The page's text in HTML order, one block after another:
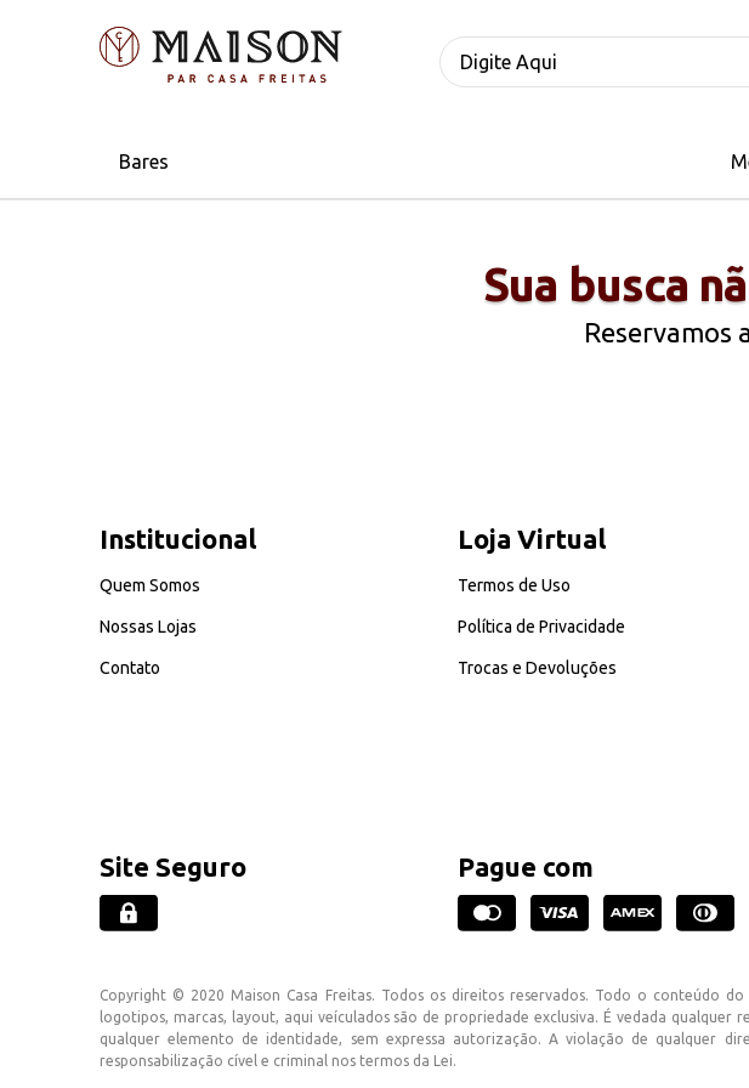
bares
Sua busca
Reservamos
Institucional
Quem Somos
Nossas Lojas
Contato
Loja Virtual
Termos de Uso
Política de Privacidade
Trocas e Devoluções
Site Seguro Pague com
Copyright © 2020 Maison Casa Freitas. Todos os direitos reservados. Todo o conteúdo
logotipos, marcas, layout, aqui veículados são de propriedade exclusiva. É vedada qualquer
qualquer elemento de identidade, sem expressa autorização. A violação de qualquer
responsabilização cível e criminal nos termos da Lei.